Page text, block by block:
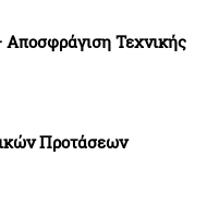
Αποσφράγιση Τεχνικής
Προτάσεων